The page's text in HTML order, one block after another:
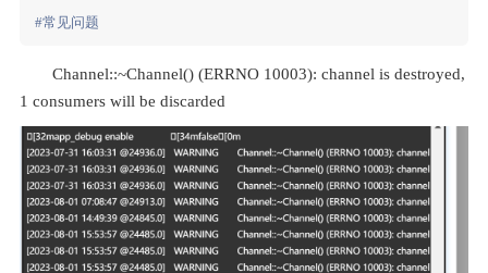
#常见问题
Channel::~Channel() (ERRNO 10003): channel is destroyed,
1 consumers will be discarded